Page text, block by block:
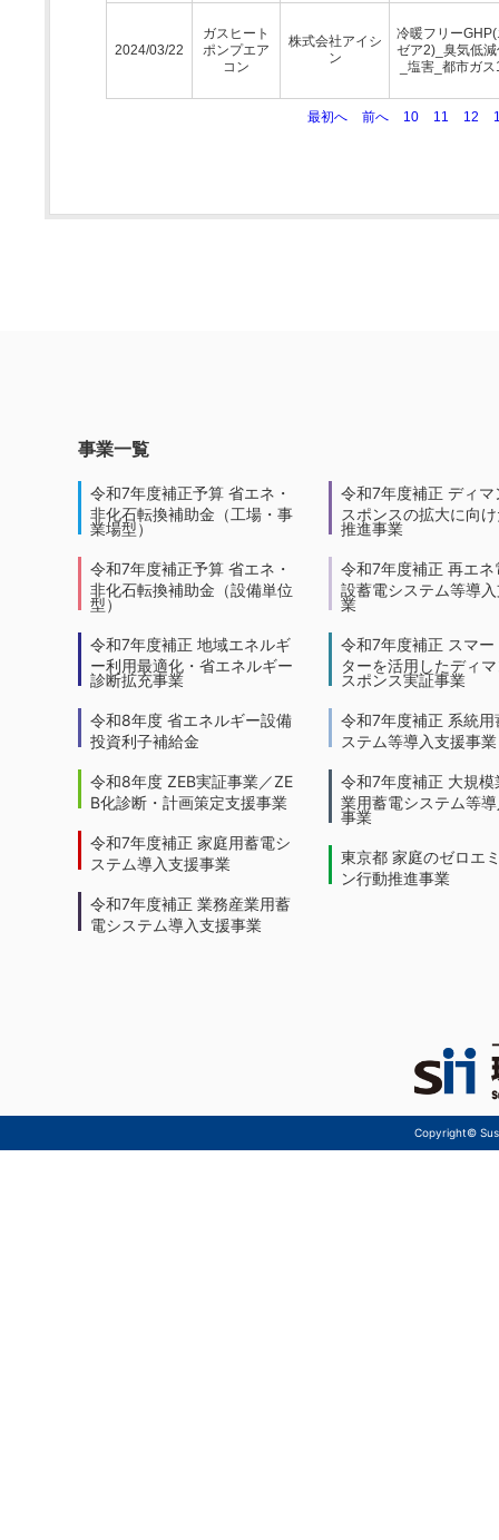
2024/03/22
ガスヒート
ポンプエア
コン
株式会社アイシ
ン
冷暖フリー
ゼア2)_臭気低減
_塩害_都市ガ
最初へ 前へ 10 11 12
事業一覧
令和7年度補正予算 省エネ・
非化石転換補助金（工場・事
業場型）
令和7年度補正予算 省エネ・
非化石転換補助金（設備単位
型）
令和7年度補正 地域エネルギ
ー利用最適化・省エネルギー
診断拡充事業
令和8年度 省エネルギー設備
投資利子補給金
令和8年度 ZEB実証事業／ZE
B化診断・計画策定支援事業
令和7年度補正 家庭用蓄電シ
ステム導入支援事業
令和7年度補正 業務産業用蓄
電システム導入支援事業
令和7年度補正 ディマ
スポンスの拡大に向
推進事業
令和7年度補正 再エネ
設蓄電システム等導
業
令和7年度補正 スマー
ターを活用したディ
スポンス実証事業
令和7年度補正 系統用
ステム等導入支援事業
令和7年度補正 大規模
業用蓄電システム等
事業
東京都 家庭のゼロエ
ン行動推進事業
Copyright©